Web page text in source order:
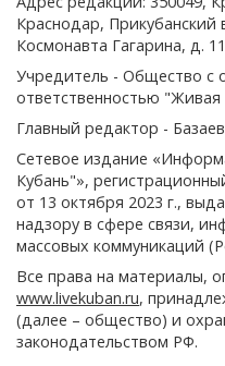
Краснодар, Прикубанский
Космонавта Гагарина, д.
Учредитель - Общество с
ответственностью "Живая
Главный редактор -
Сетевое издание
Кубань"»,
от 13 октября 2023 г.,
надзору в сфере связи,
массовых коммуникаций
Все права на материалы,
www.livekuban.ru,
(далее – общество) и
законодательством РФ.